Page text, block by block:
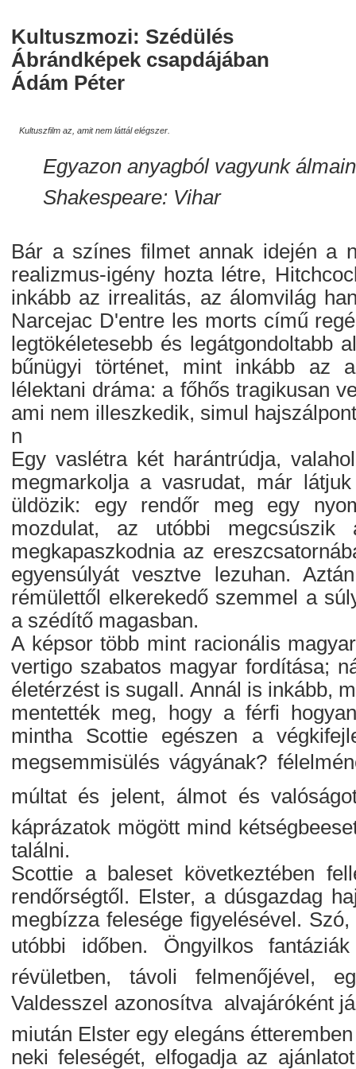
Kultuszmozi: Szédülés
Ábrándképek csapdájában
Ádám Péter
Kultuszfilm az, amit nem láttál elégszer.
Egyazon anyagból vagyunk
Shakespeare: Vihar
Bár a színes filmet annak idején a
realizmus-igény hozta létre,
inkább az irrealitás, az álomvilág
Narcejac D'entre les morts című
legtökéletesebb és legátgondoltabb
bűnügyi történet, mint inkább az
lélektani dráma: a főhős tragikusan
ami nem illeszkedik, simul
n
Egy vaslétra két harántrúdja,
megmarkolja a vasrudat, már
üldözik: egy rendőr meg egy
mozdulat, az utóbbi
megkapaszkodnia az
egyensúlyát vesztve lezuhan.
rémülettől elkerekedő szemmel a
a szédítő magasban.
A képsor több mint racionális
vertigo szabatos magyar fordítása;
életérzést is sugall. Annál is inkább,
mentették meg, hogy a férfi
mintha Scottie egészen a
megsemmisülés vágyának?
múltat és jelent, álmot és
káprázatok mögött mind
találni.
Scottie a baleset következtében
rendőrségtől. Elster, a dúsgazdag
megbízza felesége figyelésével.
utóbbi időben. Öngyilkos
révületben, távoli felmenőjével,
Valdesszel azonosítva  alvajáróként
miután Elster egy elegáns
neki feleségét, elfogadja az